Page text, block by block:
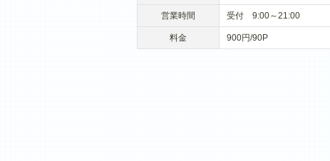
営業時間 受付 9:00～21:00
料金 900円/90P